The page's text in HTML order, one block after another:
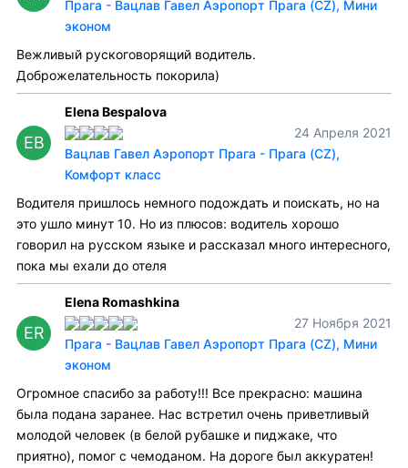
Прага - Вацлав Гавел Аэропорт Прага (CZ), Мини
эконом
Вежливый рускоговорящий водитель.
Доброжелательность покорила)
EB
Elena Bespalova
24 Апреля 2021
Вацлав Гавел Аэропорт Прага - Прага (CZ),
Комфорт класс
Водителя пришлось немного подождать и поискать, но на
это ушло минут 10. Но из плюсов: водитель хорошо
говорил на русском языке и рассказал много интересного,
пока мы ехали до отеля
ER
Elena Romashkina
27 Ноября 2021
Прага - Вацлав Гавел Аэропорт Прага (CZ), Мини
эконом
Огромное спасибо за работу!!! Все прекрасно: машина
была подана заранее. Нас встретил очень приветливый
молодой человек (в белой рубашке и пиджаке, что
приятно), помог с чемоданом. На дороге был аккуратен!